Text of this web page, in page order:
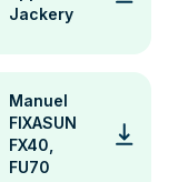
Jackery
Manuel
FIXASUN
FX40,
FU70